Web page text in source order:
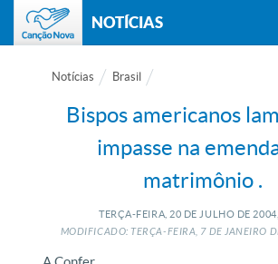
NOTÍCIAS
Notícias Brasil
Bispos americanos
impasse na
matrimônio .
TERÇA-FEIRA, 20 DE JULHO DE
MODIFICADO: TERÇA-FEIRA, 7DEJANEIRO